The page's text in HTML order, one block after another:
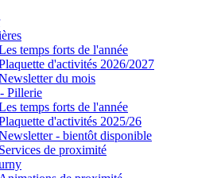
temps forts de l'année
d'activités 2026/2027
du mois
Pillerie
temps forts de l'année
d'activités 2025/26
- bientôt disponible
Services de proximité